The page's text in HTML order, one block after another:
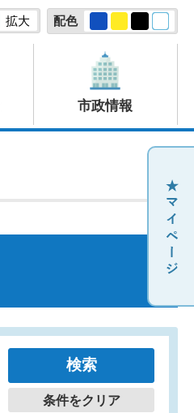
拡大 配色
市政情報
条件をクリア